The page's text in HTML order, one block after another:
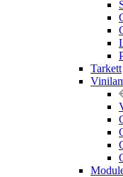
Tarkett